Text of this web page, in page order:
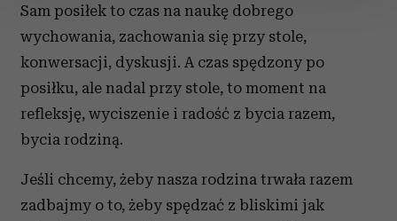
Wykorzystujemy pliki cookie do spersonalizowania treści
i reklam, aby oferować funkcje społecznościowe i
analizować ruch w naszej witrynie. Informacje o tym, jak
korzystasz z naszej witryny, udostępniamy partnerom
społecznościowym, reklamowym i analitycznym.
Partnerzy mogą połączyć te informacje z innymi danymi
otrzymanymi od Ciebie lub uzyskanymi podczas
korzystania z ich usług.
Sam posiłek to czas na naukę dobrego
wychowania, zachowania się przy stole,
konwersacji, dyskusji. A czas spędzony po
posiłku, ale nadal przy stole, to moment na
refleksję, wyciszenie i radość z bycia razem,
bycia rodziną.
Jeśli chcemy, żeby nasza rodzina trwała razem
zadbajmy o to, żeby spędzać z bliskimi jak